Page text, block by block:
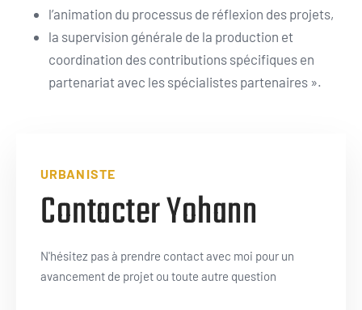
l’animation du processus de réflexion des projets,
la supervision générale de la production et
coordination des contributions spécifiques en
partenariat avec les spécialistes partenaires ».
URBANISTE
Contacter Yohann
N'hésitez pas à prendre contact avec moi pour un
avancement de projet ou toute autre question